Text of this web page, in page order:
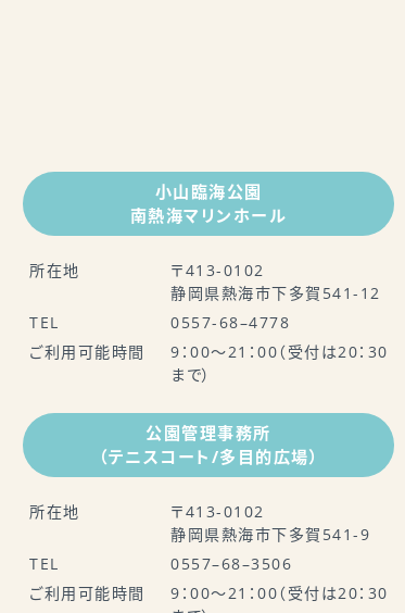
小山臨海公園
南熱海マリンホール
所在地
〒413-0102
静岡県熱海市下多賀541-12
TEL
0557-68–4778
ご利用可能時間
9：00～21：00（受付は20：30
まで）
公園管理事務所
（テニスコート/多目的広場）
所在地
〒413-0102
静岡県熱海市下多賀541-9
TEL
0557–68–3506
ご利用可能時間
9：00～21：00（受付は20：30